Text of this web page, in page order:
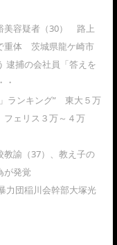
美容疑者（30） 路上
重体 茨城県龍ケ崎市
逮捕の会社員「答えを
ランキング” 東大５万
フェリス３万～４万
諭（37）、教え子の
が発覚
力団稲川会幹部大塚光